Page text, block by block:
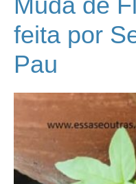
feita por
Pau